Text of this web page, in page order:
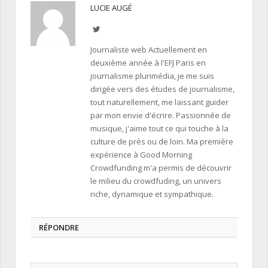
LUCIE AUGÉ
Twitter
Journaliste web Actuellement en
deuxième année à l'EFJ Paris en
journalisme plurimédia, je me suis
dirigée vers des études de journalisme,
tout naturellement, me laissant guider
par mon envie d'écrire. Passionnée de
musique, j'aime tout ce qui touche à la
culture de près ou de loin. Ma première
expérience à Good Morning
Crowdfunding m'a permis de découvrir
le milieu du crowdfuding, un univers
riche, dynamique et sympathique.
RÉPONDRE